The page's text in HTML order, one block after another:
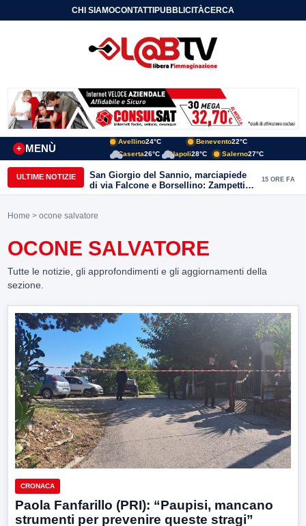
CHI SIAMOCONTATTIPUBBLICITÀCERCA
MENÙ
+
Avellino24°C Benevento22°C
Caserta26°C Napoli28°C Salerno27°C
ULTIME NOTIZIE
San Giorgio del Sannio, marciapiede
di via Falcone e Borsellino: Zampetti e
Lombardi replicano alle polemiche
15 ORE FA
Home > ocone salvatore
OCONE SALVATORE
Tutte le notizie, gli approfondimenti e gli aggiornamenti della
sezione.
CRONACA
Paola Fanfarillo (PRI): “Paupisi, mancano
strumenti per prevenire queste stragi”